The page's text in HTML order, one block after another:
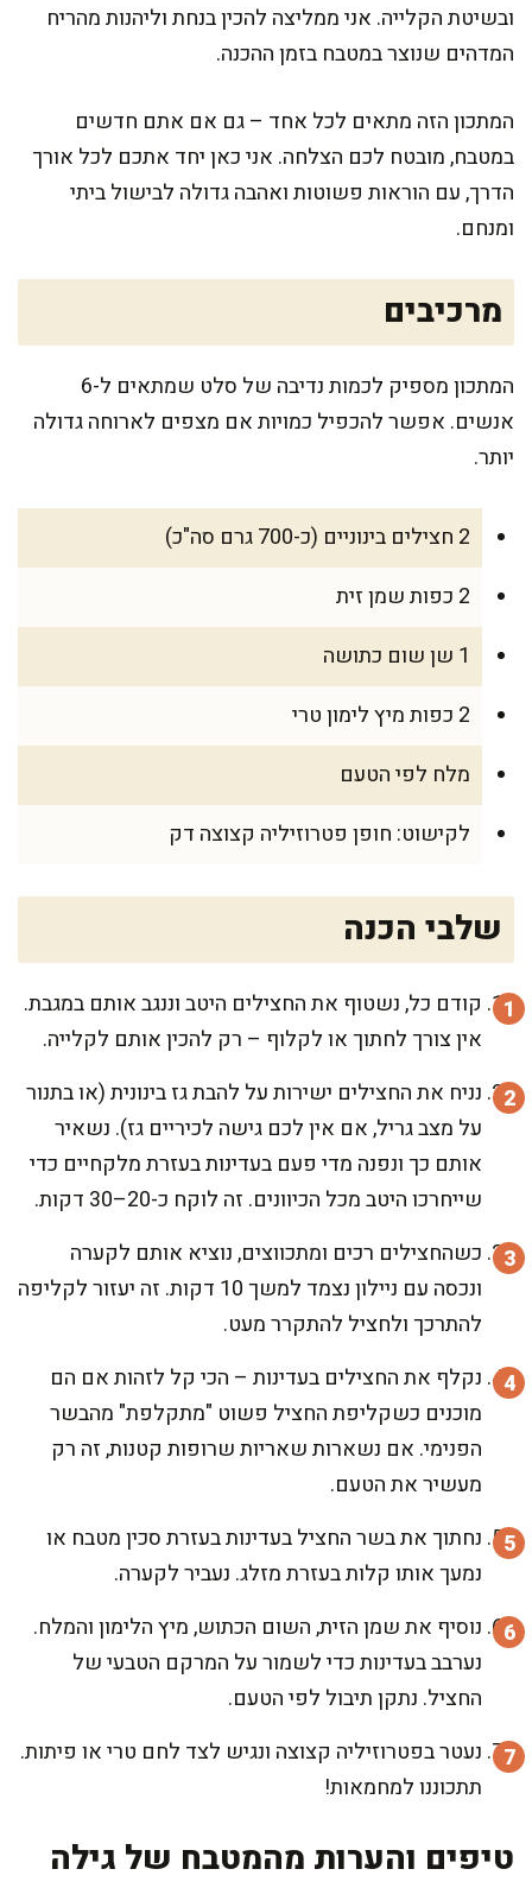
ובשיטת הקלייה. אני ממליצה להכין בנחת וליהנות מהריח
המדהים שנוצר במטבח בזמן ההכנה.
המתכון הזה מתאים לכל אחד – גם אם אתם חדשים
במטבח, מובטח לכם הצלחה. אני כאן יחד אתכם לכל אורך
הדרך, עם הוראות פשוטות ואהבה גדולה לבישול ביתי
ומנחם.
מרכיבים
המתכון מספיק לכמות נדיבה של סלט שמתאים ל-6
אנשים. אפשר להכפיל כמויות אם מצפים לארוחה גדולה
יותר.
2 חצילים בינוניים (כ-700 גרם סה"כ)
2 כפות שמן זית
1 שן שום כתושה
2 כפות מיץ לימון טרי
מלח לפי הטעם
לקישוט: חופן פטרוזיליה קצוצה דק
שלבי הכנה
קודם כל, נשטוף את החצילים היטב וננגב אותם במגבת.
אין צורך לחתוך או לקלוף – רק להכין אותם לקלייה.
נניח את החצילים ישירות על להבת גז בינונית (או בתנור
על מצב גריל, אם אין לכם גישה לכיריים גז). נשאיר
אותם כך ונפנה מדי פעם בעדינות בעזרת מלקחיים כדי
שייחרכו היטב מכל הכיוונים. זה לוקח כ-20–30 דקות.
כשהחצילים רכים ומתכווצים, נוציא אותם לקערה
ונכסה עם ניילון נצמד למשך 10 דקות. זה יעזור לקליפה
להתרכך ולחציל להתקרר מעט.
נקלף את החצילים בעדינות – הכי קל לזהות אם הם
מוכנים כשקליפת החציל פשוט "מתקלפת" מהבשר
הפנימי. אם נשארות שאריות שרופות קטנות, זה רק
מעשיר את הטעם.
נחתוך את בשר החציל בעדינות בעזרת סכין מטבח או
נמעך אותו קלות בעזרת מזלג. נעביר לקערה.
נוסיף את שמן הזית, השום הכתוש, מיץ הלימון והמלח.
נערבב בעדינות כדי לשמור על המרקם הטבעי של
החציל. נתקן תיבול לפי הטעם.
נעטר בפטרוזיליה קצוצה ונגיש לצד לחם טרי או פיתות.
תתכוננו למחמאות!
טיפים והערות מהמטבח של גילה